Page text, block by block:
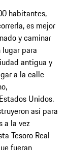
habitantes,
es mejor
y caminar
para
antigua y
a la calle
Unidos.
así para
a la vez
Tesoro Real
fueran